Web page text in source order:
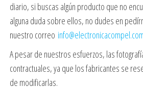
diario, si buscas algún producto que no
alguna duda sobre ellos, no dudes en
nuestro correo
A pesar de nuestros esfuerzos, las
contractuales, ya que los fabricantes se
de modificarlas.